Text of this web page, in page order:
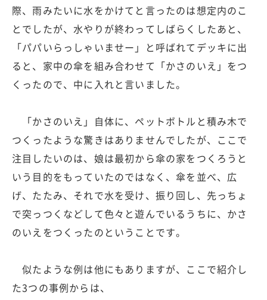
際、雨みたいに水をかけてと言ったのは想定内のこ
とでしたが、水やりが終わってしばらくしたあと、
「パパいらっしゃいませー」と呼ばれてデッキに出
ると、家中の傘を組み合わせて「かさのいえ」をつ
くったので、中に入れと言いました。
「かさのいえ」自体に、ペットボトルと積み木で
つくったような驚きはありませんでしたが、ここで
注目したいのは、娘は最初から傘の家をつくろうと
いう目的をもっていたのではなく、傘を並べ、広
げ、たたみ、それで水を受け、振り回し、先っちょ
で突っつくなどして色々と遊んでいるうちに、かさ
のいえをつくったのということです。
似たような例は他にもありますが、ここで紹介し
た3つの事例からは、